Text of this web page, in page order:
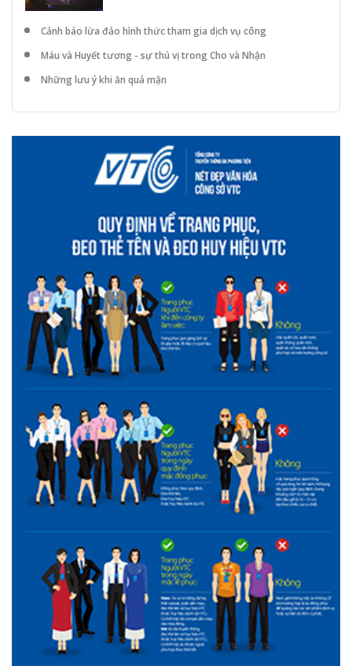
Cảnh báo lừa đảo hình thức tham gia dịch vụ công
Máu và Huyết tương - sự thú vị trong Cho và Nhận
Những lưu ý khi ăn quả mận